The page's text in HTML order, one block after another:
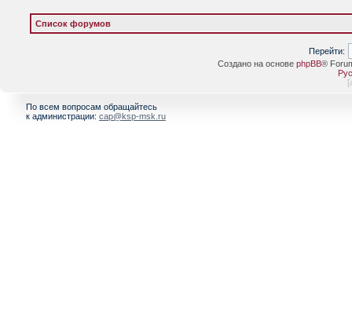
Список форумов
Перейти:
Создано на основе phpBB®
[
По всем вопросам обращайтесь
к администрации: cap@ksp-msk.ru